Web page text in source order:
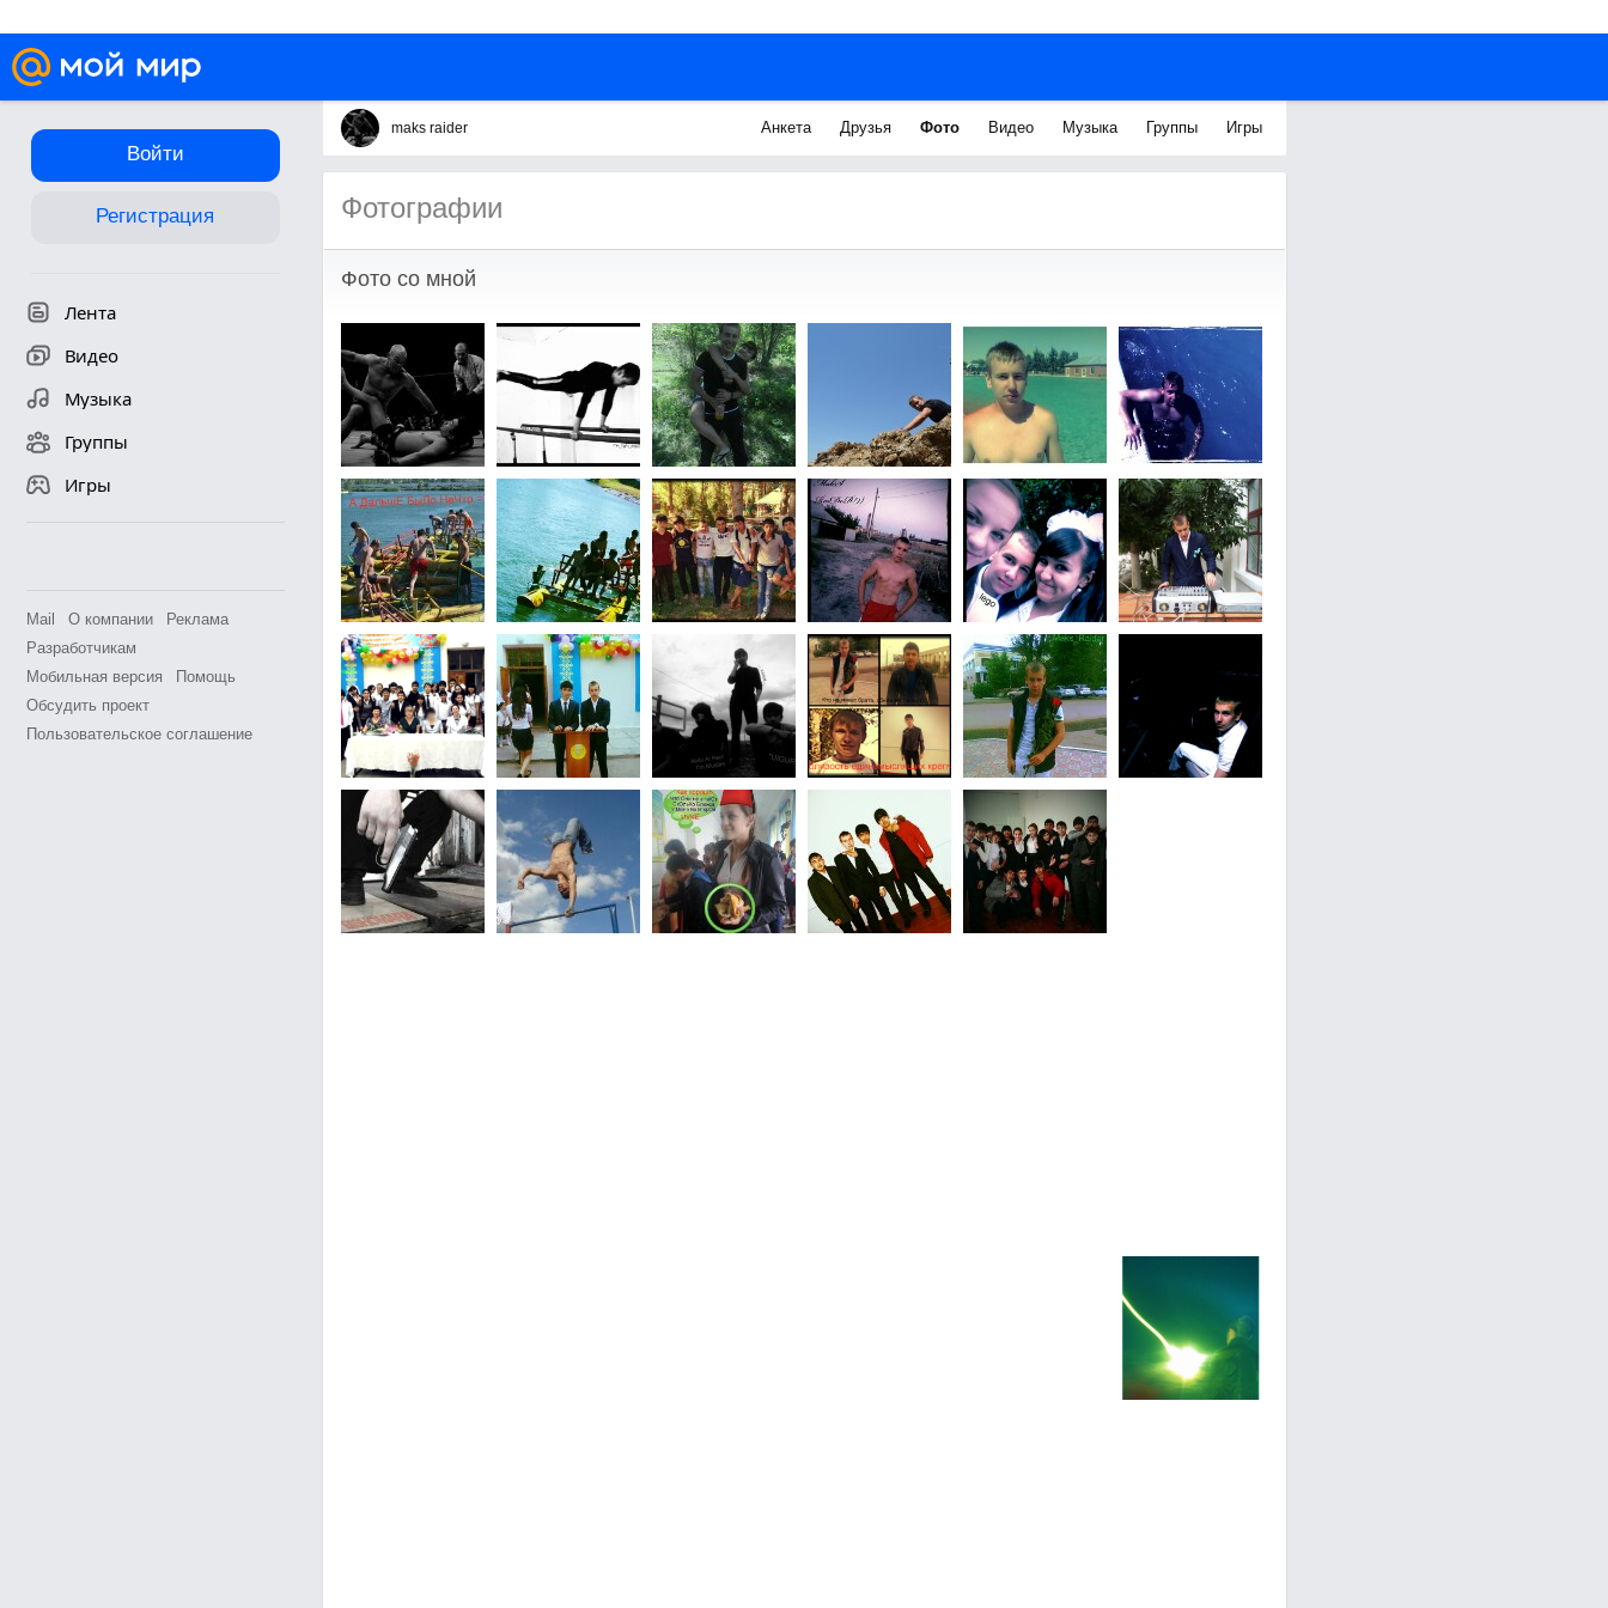
Войти
Регистрация
Лента
Видео
Музыка
Группы
Игры
Mail О компании
Реклама
Разработчикам
Мобильная версия
Помощь
Обсудить проект
Пользовательское соглашение
maks raider Анкета Друзья Фото Видео Музыка Группы Игры
Фотографии
Фото со мной